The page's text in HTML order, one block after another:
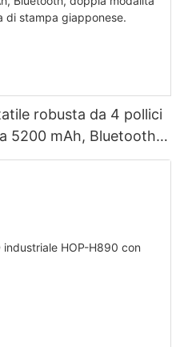
robusta da 4 pollici
5200 mAh, Bluetooth,
e ricevute, testina